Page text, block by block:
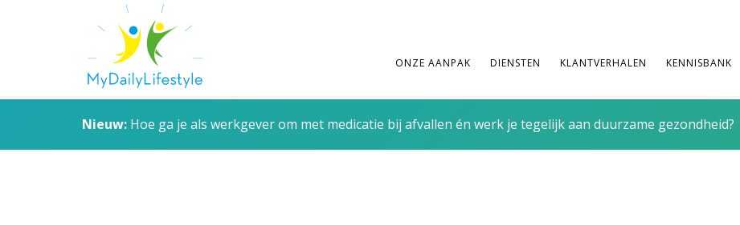
ONZE AANPAK DIENSTEN KLANTVERHALEN KENNISBANK
Nieuw: Hoe ga je als werkgever om met medicatie bij afvallen én werk je tegelijk aan duurzame gezondheid?